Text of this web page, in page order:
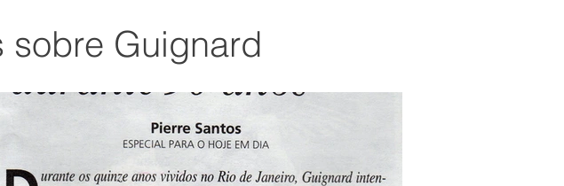
sobre Guignard